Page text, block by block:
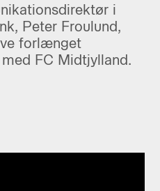
i
Peter Froulund,
forlænget
FC Midtjylland.